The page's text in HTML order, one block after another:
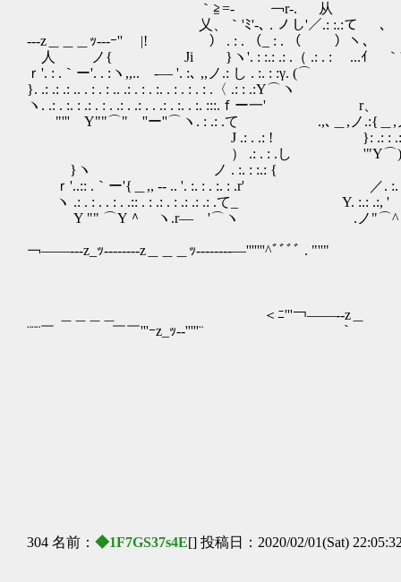
｀≧=- ￢r-. 从
乂、｀'ﾐ'-､ . ノし'／.: :.:て
---z＿＿＿ｯ---ｰ'' |! ） . : . （_ : . （ ）ヽ
人 ノ{ Ji }ヽ'. : :.: .: .（ .: . : ゞ...ｲ ｀''-
ｒ'. : .｀ー'. . :ヽ,,.. -― '. :､ ,,ノ.:
}. .: .: .: .. . : . : .. .: . : . :. . : . : . : .〈 .: : .:Y⌒
ヽ. .: . :. : .: . : . .: . .: . . .: . :. . :. :::.ｆー一' r
"''' Y""⌒" ''ー''⌒ヽ. : .: .て .,､＿,ノ.:{＿,ノ .
J .: . .: ! }: .: : .: : : .:. :
） .: . : .し '"Y⌒)ノ"''⌒!.
}ヽ ノ . :. : :.:
ｒ'..:: .｀ー'{＿,, -‐ .. '. :.
ヽ .: . : . . : . .:: . : .: . : .: .: .: .て_
Y "" ⌒Y＾ ヽ.r― '⌒ヽ
￢――---z_ｯ--------z＿＿＿ｯ
＿＿＿＿ ＜ﾆ'''￢――--z＿ ｀''-､, ＿r--
¨¨¨￣ ￣￣'''ｰz_ｯ-‐'''''¨￣￣ ｀￣￣
304 名前： ◆1F7GS37s4E[] 投稿日：2020/02/01(Sat)